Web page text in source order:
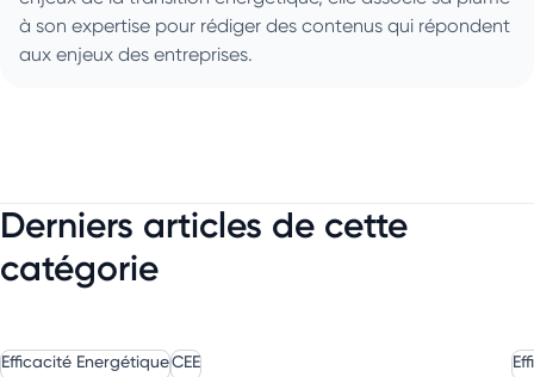
à son expertise pour rédiger des contenus qui répondent
aux enjeux des entreprises.
Derniers articles de cette
catégorie
Efficacité EnergétiqueCEE